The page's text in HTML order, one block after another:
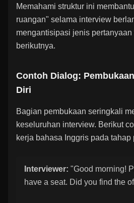
Memahami struktur ini
ruangan" selama interview
mengantisipasi jenis
berikutnya.
Contoh Dialog:
Diri
Bagian pembukaan seringkali
keseluruhan interview. Berikut
kerja bahasa Inggris pada tahap
Interviewer: "Good morning!
have a seat. Did you find the